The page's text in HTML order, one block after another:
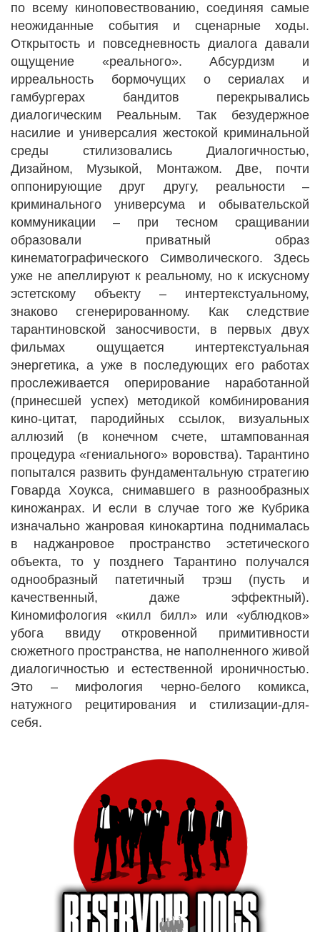
по всему киноповествованию, соединяя самые
неожиданные события и сценарные ходы.
Открытость и повседневность диалога давали
ощущение «реального». Абсурдизм и
ирреальность бормочущих о сериалах и
гамбургерах бандитов перекрывались
диалогическим Реальным. Так безудержное
насилие и универсалия жестокой криминальной
среды стилизовались Диалогичностью,
Дизайном, Музыкой, Монтажом. Две, почти
оппонирующие друг другу, реальности –
криминального универсума и обывательской
коммуникации – при тесном сращивании
образовали приватный образ
кинематографического Символического. Здесь
уже не апеллируют к реальному, но к искусному
эстетскому объекту – интертекстуальному,
знаково сгенерированному. Как следствие
тарантиновской заносчивости, в первых двух
фильмах ощущается интертекстуальная
энергетика, а уже в последующих его работах
прослеживается оперирование наработанной
(принесшей успех) методикой комбинирования
кино-цитат, пародийных ссылок, визуальных
аллюзий (в конечном счете, штампованная
процедура «гениального» воровства). Тарантино
попытался развить фундаментальную стратегию
Говарда Хоукса, снимавшего в разнообразных
киножанрах. И если в случае того же Кубрика
изначально жанровая кинокартина поднималась
в наджанровое пространство эстетического
объекта, то у позднего Тарантино получался
однообразный патетичный трэш (пусть и
качественный, даже эффектный).
Киномифология «килл билл» или «ублюдков»
убога ввиду откровенной примитивности
сюжетного пространства, не наполненного живой
диалогичностью и естественной ироничностью.
Это – мифология черно-белого комикса,
натужного рецитирования и стилизации-для-
себя.